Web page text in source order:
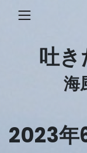
吐
海
2023年